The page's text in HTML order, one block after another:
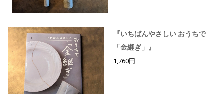
『いちばんやさしい おうちで
「金継ぎ」』
1,760円